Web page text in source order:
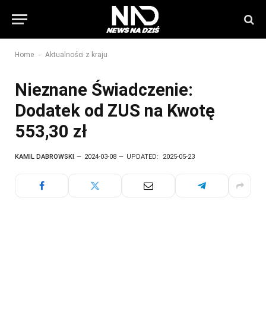
Home - Aktualności z kraju
Nieznane Świadczenie:
Dodatek od ZUS na Kwotę
553,30 zł
KAMIL DABROWSKI 2024-03-08 UPDATED: 2025-05-23